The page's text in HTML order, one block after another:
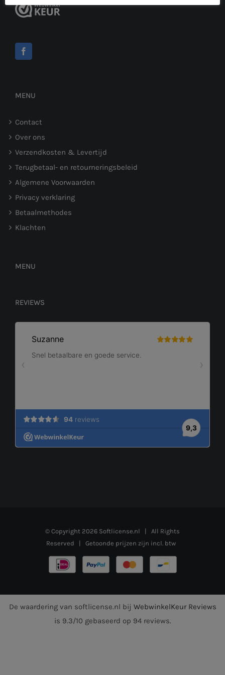
MENU
Contact
Over ons
Verzendkosten & Levertijd
Terugbetaal- en retourneringsbeleid
Algemene Voorwaarden
Privacy verklaring
Betaalmethodes
Klachten
MENU
REVIEWS
© Copyright 2026 Softlicense.nl | All Rights
Reserved | Getoonde prijzen zijn incl. btw
De waardering van softlicense.nl bij WebwinkelKeur Reviews
is 9.3/10 gebaseerd op 94 reviews.